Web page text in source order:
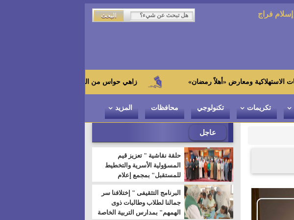
إسلام فراج
زاهي حواس من الجامعة اليابانية : "توت عنخ آمون" هو بطل
تكريمات تكنولوجي محافظات المزيد
عاجل
حلقة نقاشية " تعزيز قيم
المسؤولية الأسرية والتخطيط
للمستقبل" بمجمع إعلام
السويس
البرنامج التثقيفى " إختلافنا سر
جمالنا لطلاب وطالبات ذوى
الهمهم" بمدارس التربية الخاصة